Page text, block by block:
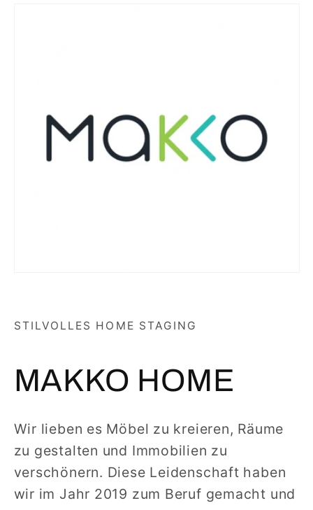
STILVOLLES HOME STAGING
MAKKO HOME
Wir lieben es Möbel zu kreieren, Räume
zu gestalten und Immobilien zu
verschönern. Diese Leidenschaft haben
wir im Jahr 2019 zum Beruf gemacht und